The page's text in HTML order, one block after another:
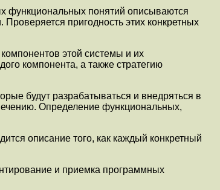
функциональных понятий описываются
пригодность этих конкретных
этой системы и их
компонента, а также стратегию
будут разрабатываться и внедряться в
Определение функциональных,
описание того, как каждый конкретный
и приемка программных